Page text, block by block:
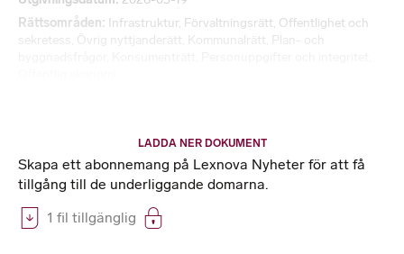
Rättsområden Infrastruktur, Förvaltningsrätt, Offentlighet och
sekretess Övrig nyttjanderätt Kommunalrätt Plan- och
LADDA NER DOKUMENT
Skapa ett abonnemang på Lexnova Nyheter för att få
tillgång till de underliggande domarna.
1 fil tillgänglig